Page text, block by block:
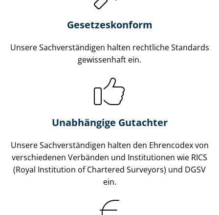
Gesetzes­konform
Unsere Sach­ver­stän­di­gen halten rechtliche Standards
gewissenhaft ein.
Unabhängige Gutachter
Unsere Sach­ver­stän­di­gen halten den Ehrencodex von
verschiedenen Verbänden und Institutionen wie RICS
(Royal Institution of Chartered Surveyors) und DGSV
ein.